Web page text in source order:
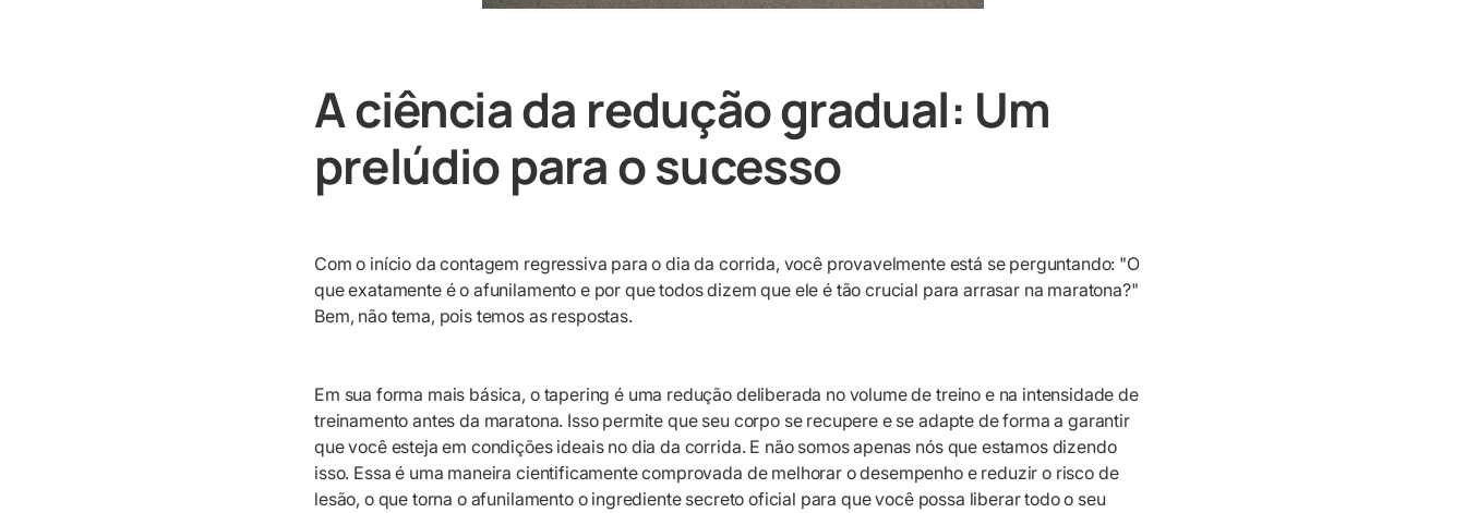
A ciência da redução gradual: Um
prelúdio para o sucesso
Com o início da contagem regressiva para o dia da corrida, você provavelmente está se perguntando: "O
que exatamente é o afunilamento e por que todos dizem que ele é tão crucial para arrasar na maratona?"
Bem, não tema, pois temos as respostas.
Em sua forma mais básica, o tapering é uma redução deliberada no volume de treino e na intensidade de
treinamento antes da maratona. Isso permite que seu corpo se recupere e se adapte de forma a garantir
que você esteja em condições ideais no dia da corrida. E não somos apenas nós que estamos dizendo
isso. Essa é uma maneira cientificamente comprovada de melhorar o desempenho e reduzir o risco de
lesão, o que torna o afunilamento o ingrediente secreto oficial para que você possa liberar todo o seu